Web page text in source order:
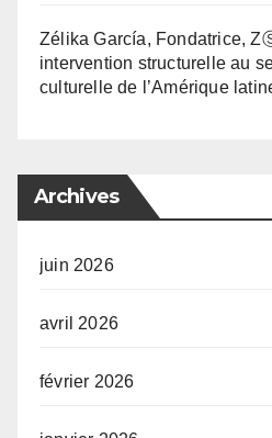
Zélika García, Fondatrice,
intervention structurelle au
culturelle de l’Amérique
Archives
juin 2026
avril 2026
février 2026